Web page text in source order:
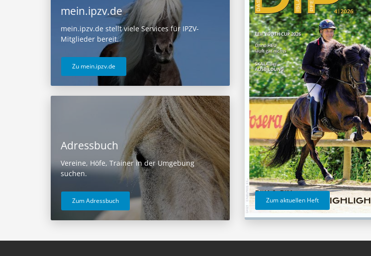
mein.ipzv.de
mein.ipzv.de stellt viele Services für IPZV-
Mitglieder bereit.
Zu mein.ipzv.de
Adressbuch
Vereine, Höfe, Trainer in der Umgebung
suchen.
Zum Adressbuch Zum aktuellen Heft